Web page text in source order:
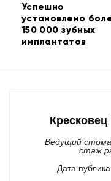
Успешно
установлено
150 000 зубных
имплантатов
Ведущий
стаж
Дата